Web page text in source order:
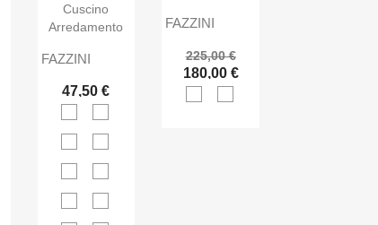
Cuscino
Arredamento
FAZZINI
47,50 €
FAZZINI
225,00 €
180,00 €